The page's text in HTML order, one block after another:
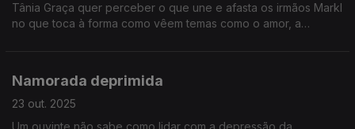
Tânia Graça quer perceber o que une e afasta os irmãos Markl
no que toca à forma como vêem temas como o amor, a
Namorada deprimida
23 out. 2025
Um ouvinte não sabe como lidar com a depressão da